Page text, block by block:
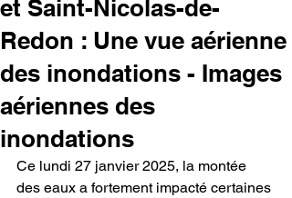
et Saint-Nicolas-de-
Redon : Une vue aérienne
des inondations - Images
aériennes des
inondations
Ce lundi 27 janvier 2025, la montée
des eaux a fortement impacté certaines